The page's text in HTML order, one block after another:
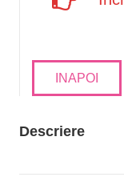
INAPOI
Descriere